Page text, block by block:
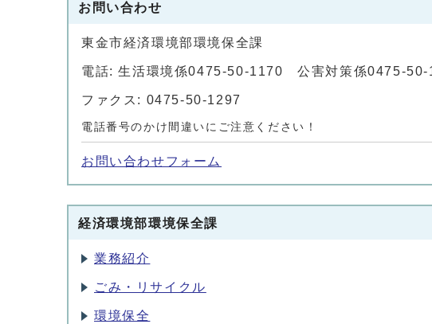
お問い合わせ
東金市経済環境部環境保全課
電話: 生活環境係0475-50-1170 公害対策係0475-50-
ファクス: 0475-50-1297
電話番号のかけ間違いにご注意ください！
お問い合わせフォーム
経済環境部環境保全課
業務紹介
ごみ・リサイクル
環境保全